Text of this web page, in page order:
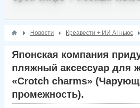
Новости Креавести + ИИ AI ньюс
Японская компания
пляжный аксессуар для
«Crotch charms»
промежность).